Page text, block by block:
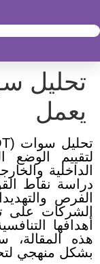
تحليل
يعمل
لتقييم الوضع
الداخلية
دراسة نقاط
الفرص
الشركات على
أهدافها
هذه المقالة،
بشكل منهجي